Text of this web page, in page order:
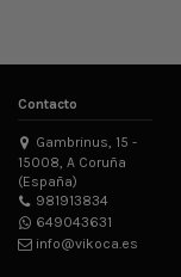
Contacto
Gambrinus, 15 -
15008, A Coruña
(España)
981913834
649043631
info@vikoca.es